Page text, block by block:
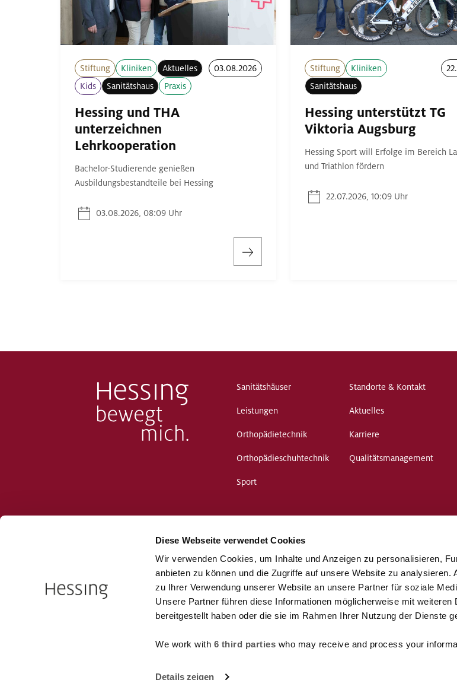
Diese Webseite verwendet Cookies
Wir verwenden Cookies, um Inhalte und Anzeigen zu personalisieren,
anbieten zu können und die Zugriffe auf unsere Website zu analysieren.
zu Ihrer Verwendung unserer Website an unsere Partner für soziale
Unsere Partner führen diese Informationen möglicherweise mit weiteren
bereitgestellt haben oder die sie im Rahmen Ihrer Nutzung der Dienste
We work with 6 third parties who may receive and process your
Details zeigen
Stiftung Kliniken
Aktuelles
Kids
Sanitätshaus Praxis
03.08.2026
Hessing und THA
unterzeichnen
Lehrkooperation
Bachelor-Studierende genießen
Ausbildungsbestandteile bei Hessing
03.08.2026, 08:09 Uhr
Stiftung
Kliniken
Sanitätshaus
Hessing unterstützt TG
Viktoria Augsburg
Hessing Sport will Erfolge im Bereich
und Triathlon fördern
22.07.2026, 10:09 Uhr
Sanitätshäuser
Leistungen
Orthopädietechnik
Orthopädieschuhtechnik
Sport
Standorte & Kontakt
Aktuelles
Karriere
Qualitätsmanagement
Bildnachweise Rechtliche Hinweise Barrierefreiheit Impressum